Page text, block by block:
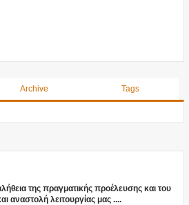
Archive Tags
της πραγματικής προέλευσης και του
αναστολή λειτουργίας μας ....